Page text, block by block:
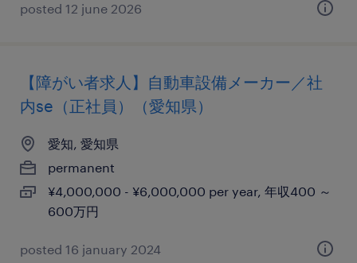
posted 12 june 2026
【障がい者求人】自動車設備メーカー／社
内se（正社員）（愛知県）
愛知, 愛知県
permanent
¥4,000,000 - ¥6,000,000 per year, 年収400 ～
600万円
posted 16 january 2024